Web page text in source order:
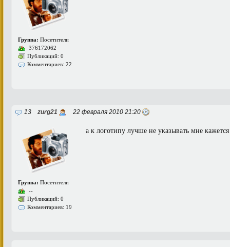
Группа: Посетители
376172062
Публикаций: 0
Комментариев: 22
13 zurg21 22 февраля 2010 21:20
Группа: Посетители
--
Публикаций: 0
Комментариев: 19
а к логотипу лучше не указывать мне